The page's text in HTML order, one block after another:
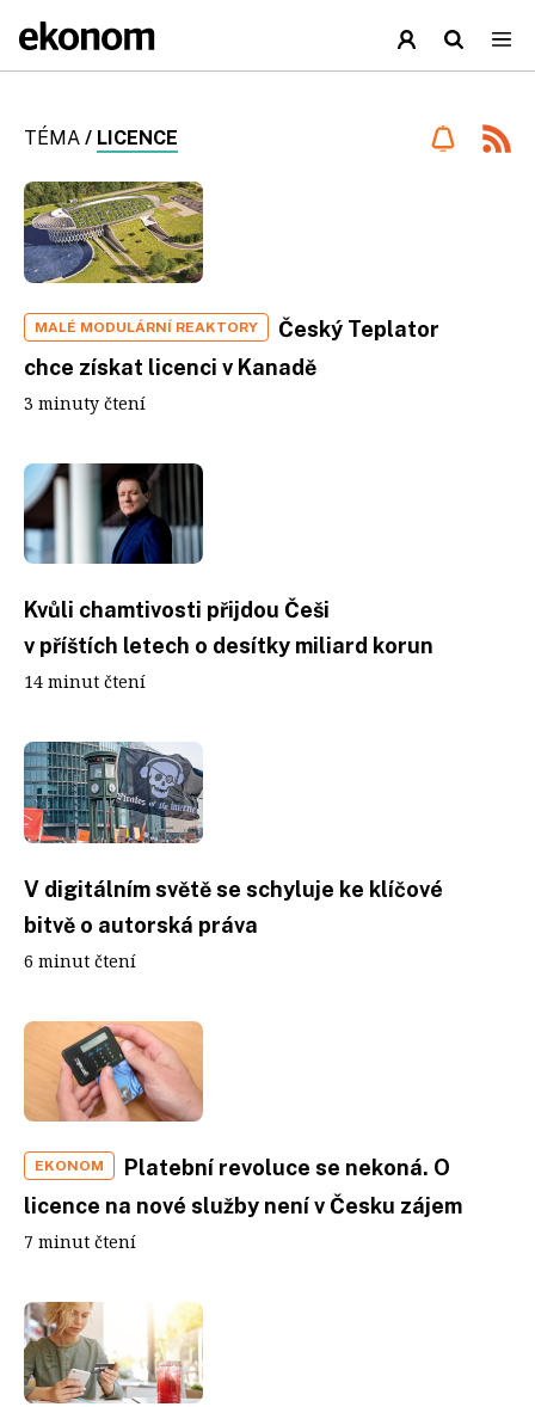
TÉMA / LICENCE
MALÉ MODULÁRNÍ REAKTORY
Český Teplator
chce získat licenci v Kanadě
3 minuty čtení
Kvůli chamtivosti přijdou Češi
v příštích letech o desítky miliard korun
14 minut čtení
V digitálním světě se schyluje ke klíčové
bitvě o autorská práva
6 minut čtení
EKONOM
Platební revoluce se nekoná. O
licence na nové služby není v Česku zájem
7 minut čtení